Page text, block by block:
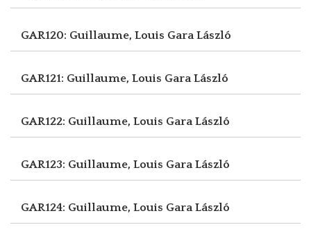
GAR120: Guillaume, Louis Gara László
GAR121: Guillaume, Louis Gara László
GAR122: Guillaume, Louis Gara László
GAR123: Guillaume, Louis Gara László
GAR124: Guillaume, Louis Gara László